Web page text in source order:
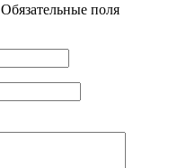
Обязательные поля